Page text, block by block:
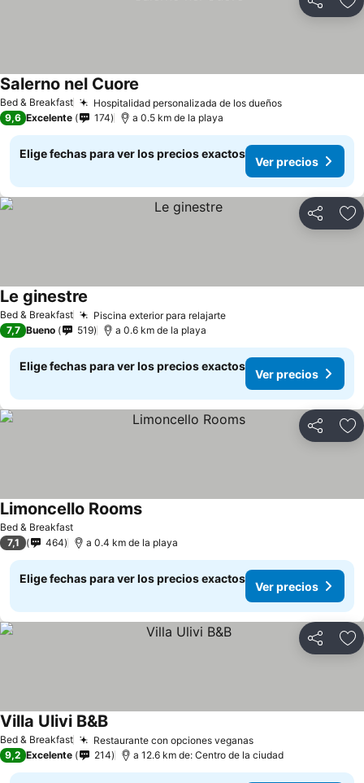
Compartir
Bed & Breakfast Hospitalidad personalizada de los dueños
Salerno nel Cuore
9,6 Excelente 174 a 0.5 km de la playa
Elige fechas para ver los precios exactos
Ver precios
Compartir
Bed & Breakfast Piscina exterior para relajarte
Le ginestre
7,7 Bueno 519 a 0.6 km de la playa
Elige fechas para ver los precios exactos
Ver precios
Compartir
Bed & Breakfast
Limoncello Rooms
7,1 464 a 0.4 km de la playa
Elige fechas para ver los precios exactos
Ver precios
Compartir
Bed & Breakfast Restaurante con opciones veganas
Villa Ulivi B&B
9,2 Excelente 214 a 12.6 km de: Centro de la ciudad